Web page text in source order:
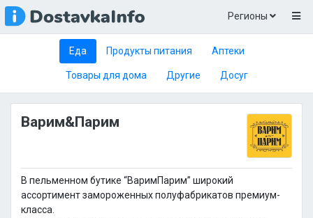
Регионы
Еда Продукты питания Аптеки
Товары для дома Другие Досуг
Варим&Парим
В пельменном бутике “ВаримПарим” широкий
ассортимент замороженных полуфабрикатов премиум-
класса.